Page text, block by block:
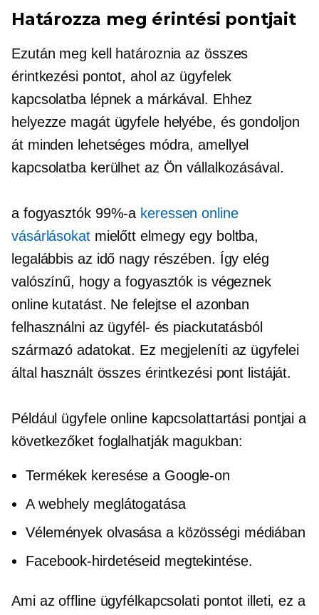
Határozza meg érintési pontjait
Ezután meg kell határoznia az összes
érintkezési pontot, ahol az ügyfelek
kapcsolatba lépnek a márkával. Ehhez
helyezze magát ügyfele helyébe, és gondoljon
át minden lehetséges módra, amellyel
kapcsolatba kerülhet az Ön vállalkozásával.
a fogyasztók 99%-a keressen online
vásárlásokatmielőtt elmegy egy boltba,
legalábbis az idő nagy részében. Így elég
valószínű, hogy a fogyasztók is végeznek
online kutatást. Ne felejtse el azonban
felhasználni az ügyfél- és piackutatásból
származó adatokat. Ez megjeleníti az ügyfelei
által használt összes érintkezési pont listáját.
Például ügyfele online kapcsolattartási pontjai a
következőket foglalhatják magukban:
Termékek keresése a Google-on
A webhely meglátogatása
Vélemények olvasása a közösségi médiában
Facebook-hirdetéseid megtekintése.
Ami az offline ügyfélkapcsolati pontot illeti, ez a